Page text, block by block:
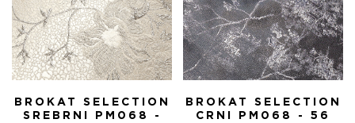
BROKAT SELECTION
SREBRNI PM068 -
BROKAT SELECTION
CRNI PM068 - 56